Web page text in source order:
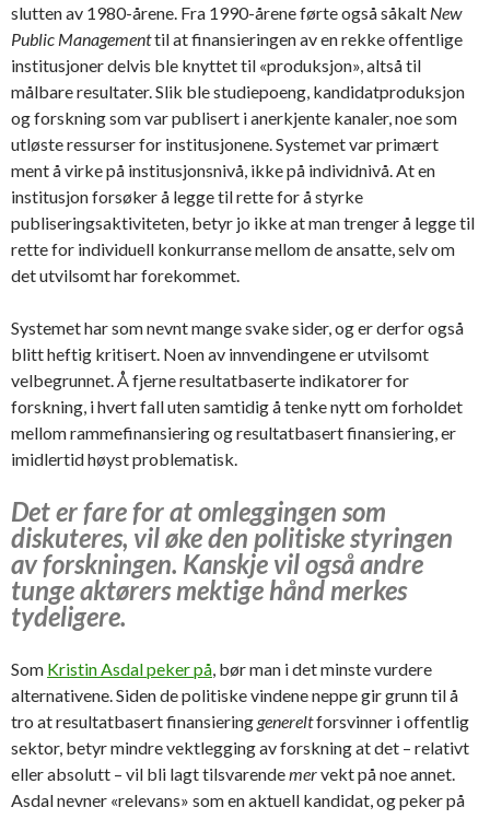
slutten av 1980-årene. Fra 1990-årene førte også såkalt New
Public Managementtil at finansieringen av en rekke offentlige
institusjoner delvis ble knyttet til «produksjon», altså til
målbare resultater. Slik ble studiepoeng, kandidatproduksjon
og forskning som var publisert i anerkjente kanaler, noe som
utløste ressurser for institusjonene. Systemet var primært
ment å virke på institusjonsnivå, ikke på individnivå. At en
institusjon forsøker å legge til rette for å styrke
publiseringsaktiviteten, betyr jo ikke at man trenger å legge til
rette for individuell konkurranse mellom de ansatte, selv om
det utvilsomt har forekommet.
Systemet har som nevnt mange svake sider, og er derfor også
blitt heftig kritisert. Noen av innvendingene er utvilsomt
velbegrunnet. Å fjerne resultatbaserte indikatorer for
forskning, i hvert fall uten samtidig å tenke nytt om forholdet
mellom rammefinansiering og resultatbasert finansiering, er
imidlertid høyst problematisk.
Det er fare for at omleggingen som
diskuteres, vil øke den politiske styringen
av forskningen. Kanskje vil også andre
tunge aktørers mektige hånd merkes
tydeligere.
Som Kristin Asdal peker på, bør man i det minste vurdere
alternativene. Siden de politiske vindene neppe gir grunn til å
tro at resultatbasert finansieringgenereltforsvinner i offentlig
sektor, betyr mindre vektlegging av forskning at det – relativt
eller absolutt – vil bli lagt tilsvarendemervekt på noe annet.
Asdal nevner «relevans» som en aktuell kandidat, og peker på